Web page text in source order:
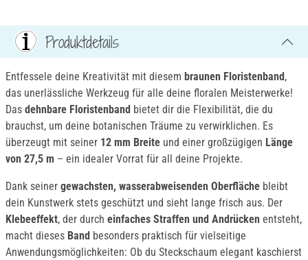
Produktdetails
Entfessele deine Kreativität mit diesem braunen Floristenband ,
das unerlässliche Werkzeug für alle deine floralen Meisterwerke!
Das dehnbare Floristenband bietet dir die Flexibilität, die du
brauchst, um deine botanischen Träume zu verwirklichen. Es
überzeugt mit seiner 12 mm Breite und einer großzügigen Länge
von 27,5 m – ein idealer Vorrat für all deine Projekte.
Dank seiner gewachsten, wasserabweisenden Oberfläche bleibt
dein Kunstwerk stets geschützt und sieht lange frisch aus. Der
Klebeeffekt, der durch einfaches Straffen und Andrücken entsteht,
macht dieses Band besonders praktisch für vielseitige
Anwendungsmöglichkeiten: Ob du Steckschaum elegant kaschierst